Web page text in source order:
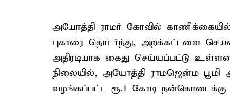
அயோத்தி ராமர் கோவில்
புகாரை தொடர்ந்து, அறக்கட்டளை
அதிரடியாக கைது செய்யப்பட்டு
நிலையில், அயோத்தி ராமஜென்ம பூமி
வழங்கப்பட்ட ரூ.1 கோடி